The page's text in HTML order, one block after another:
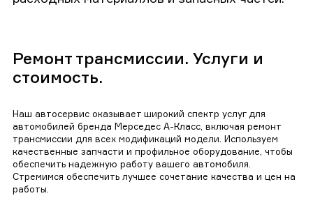
Ремонт трансмиссии. Услуги и
стоимость.
Наш автосервис оказывает широкий спектр услуг для
автомобилей бренда Мерседес А-Класс, включая ремонт
трансмиссии для всех модификаций модели. Используем
качественные запчасти и профильное оборудование, чтобы
обеспечить надежную работу вашего автомобиля.
Стремимся обеспечить лучшее сочетание качества и цен на
работы.